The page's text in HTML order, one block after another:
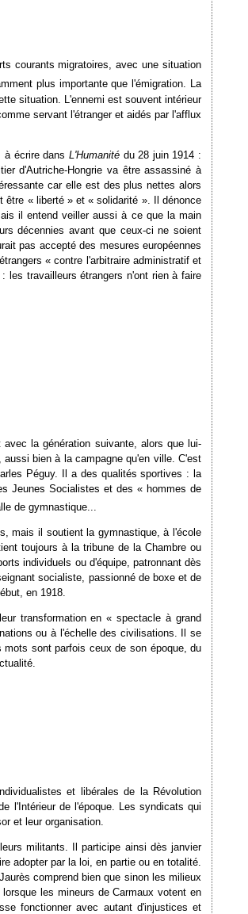
courants migratoires, avec une situation
plus importante que l'émigration. La
situation. L'ennemi est souvent intérieur
servant l'étranger et aidés par l'afflux
à écrire dans L'Humanitédu 28 juin 1914 :
d'Autriche-Hongrie va être assassiné à
car elle est des plus nettes alors
« liberté » et « solidarité ». Il dénonce
il entend veiller aussi à ce que la main
décennies avant que ceux-ci ne soient
pas accepté des mesures européennes
« contre l'arbitraire administratif et
les travailleurs étrangers n'ont rien à faire
la génération suivante, alors que lui-
bien à la campagne qu'en ville. C'est
Péguy. Il a des qualités sportives : la
Jeunes Socialistes et des « hommes de
de gymnastique...
mais il soutient la gymnastique, à l'école
toujours à la tribune de la Chambre ou
individuels ou d'équipe, patronnant dès
socialiste, passionné de boxe et de
en 1918.
transformation en « spectacle à grand
ou à l'échelle des civilisations. Il se
sont parfois ceux de son époque, du
et libérales de la Révolution
l'Intérieur de l'époque. Les syndicats qui
et leur organisation.
militants. Il participe ainsi dès janvier
adopter par la loi, en partie ou en totalité.
comprend bien que sinon les milieux
les mineurs de Carmaux votent en
fonctionner avec autant d'injustices et